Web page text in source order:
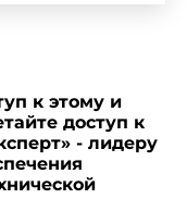
к этому и
доступ к
- лидеру